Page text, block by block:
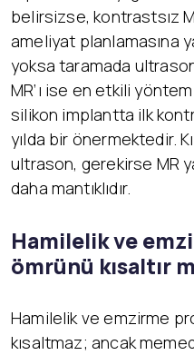
belirsizse, kontrastsız
ameliyat planlamasına
yoksa taramada
MR’ı ise en etkili
silikon implantta ilk
yılda bir önermektedir.
ultrason, gerekirse MR
daha mantıklıdır.
Hamilelik ve
ömrünü kısaltır
Hamilelik ve emzirme
kısaltmaz; ancak